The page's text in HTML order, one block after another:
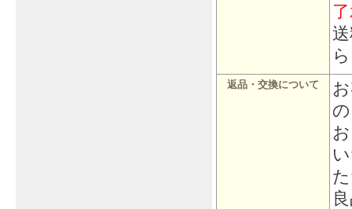
返品・交換について